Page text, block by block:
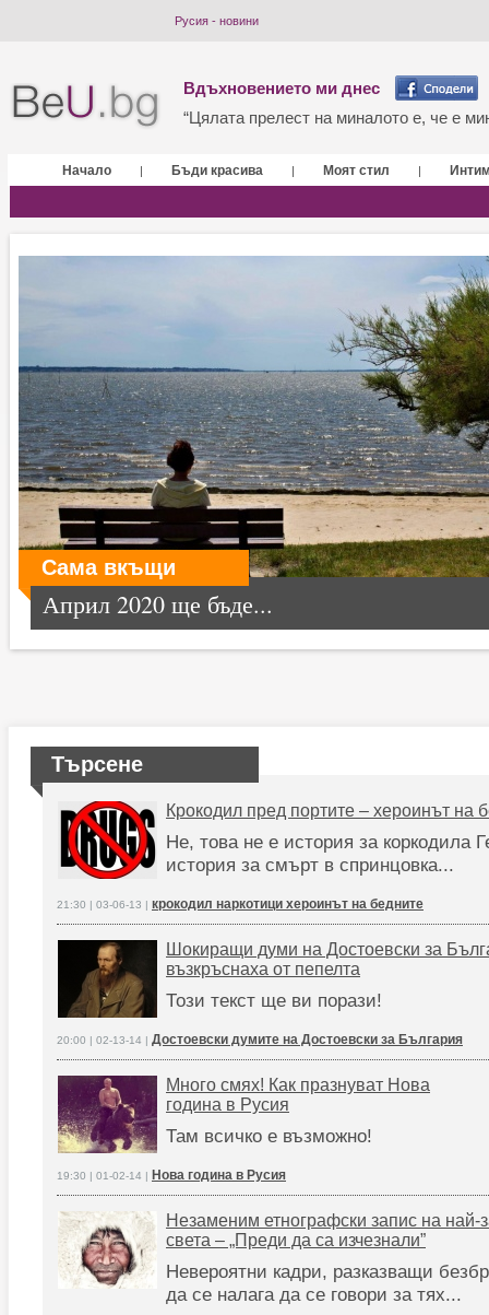
Русия - новини
Вдъхновението ми днес
“Цялата прелест на миналото е, че е
Начало | Бъди красива | Моят стил |
Сама вкъщи
Април 2020 ще бъде...
Търсене
Крокодил пред портите – хероинът на
Не, това не е история за коркодила
история за смърт в спринцовка...
21:30 | 03-06-13 | крокодил наркотици хероинът на бедните
Шокиращи думи на Достоевски за
възкръснаха от пепелта
Този текст ще ви порази!
20:00 | 02-13-14 | Достоевски думите на Достоевски за България
Много смях! Как празнуват Нова
година в Русия
Там всичко е възможно!
19:30 | 01-02-14 | Нова година в Русия
Незаменим етнографски запис на най-
света – „Преди да са изчезнали”
Невероятни кадри, разказващи
да се налага да се говори за тях...